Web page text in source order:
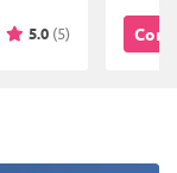
5.0 (5)